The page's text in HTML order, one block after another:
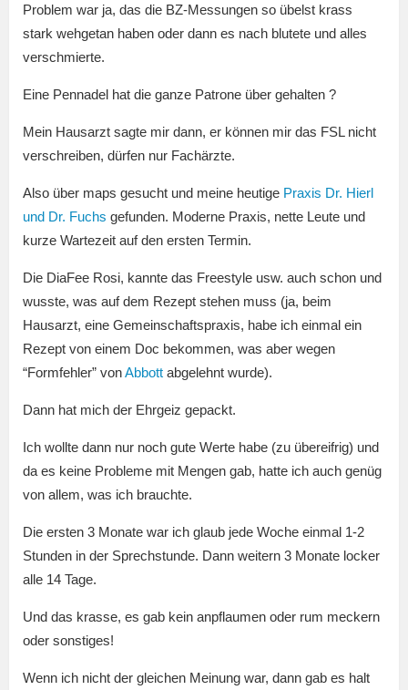
Problem war ja, das die BZ-Messungen so übelst krass
stark wehgetan haben oder dann es nach blutete und alles
verschmierte.
Eine Pennadel hat die ganze Patrone über gehalten ?
Mein Hausarzt sagte mir dann, er können mir das FSL nicht
verschreiben, dürfen nur Fachärzte.
Also über maps gesucht und meine heutige Praxis Dr. Hierl
und Dr. Fuchs gefunden. Moderne Praxis, nette Leute und
kurze Wartezeit auf den ersten Termin.
Die DiaFee Rosi, kannte das Freestyle usw. auch schon und
wusste, was auf dem Rezept stehen muss (ja, beim
Hausarzt, eine Gemeinschaftspraxis, habe ich einmal ein
Rezept von einem Doc bekommen, was aber wegen
“Formfehler” vonAbbott abgelehnt wurde).
Dann hat mich der Ehrgeiz gepackt.
Ich wollte dann nur noch gute Werte habe (zu übereifrig) und
da es keine Probleme mit Mengen gab, hatte ich auch genüg
von allem, was ich brauchte.
Die ersten 3 Monate war ich glaub jede Woche einmal 1-2
Stunden in der Sprechstunde. Dann weitern 3 Monate locker
alle 14 Tage.
Und das krasse, es gab kein anpflaumen oder rum meckern
oder sonstiges!
Wenn ich nicht der gleichen Meinung war, dann gab es halt